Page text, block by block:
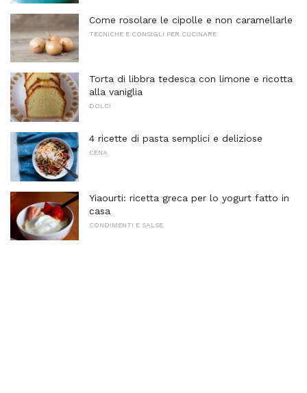
Come rosolare le cipolle e non caramellarle
TECNICHE E CONSIGLI PER CUCINARE
Torta di libbra tedesca con limone e ricotta
alla vaniglia
DOLCI
4 ricette di pasta semplici e deliziose
CENA
Yiaourti: ricetta greca per lo yogurt fatto in
casa
CONDIMENTI E SALSE